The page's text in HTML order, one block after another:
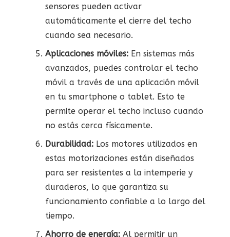
sensores pueden activar
automáticamente el cierre del techo
cuando sea necesario.
Aplicaciones móviles: En sistemas más
avanzados, puedes controlar el techo
móvil a través de una aplicación móvil
en tu smartphone o tablet. Esto te
permite operar el techo incluso cuando
no estás cerca físicamente.
Durabilidad: Los motores utilizados en
estas motorizaciones están diseñados
para ser resistentes a la intemperie y
duraderos, lo que garantiza su
funcionamiento confiable a lo largo del
tiempo.
Ahorro de energía: Al permitir un